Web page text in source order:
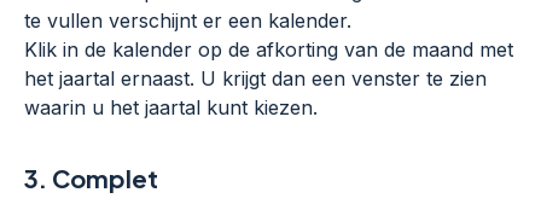
te vullen verschijnt er een kalender.
Klik in de kalender op de afkorting van de maand met
het jaartal ernaast. U krijgt dan een venster te zien
waarin u het jaartal kunt kiezen.
3. Complet